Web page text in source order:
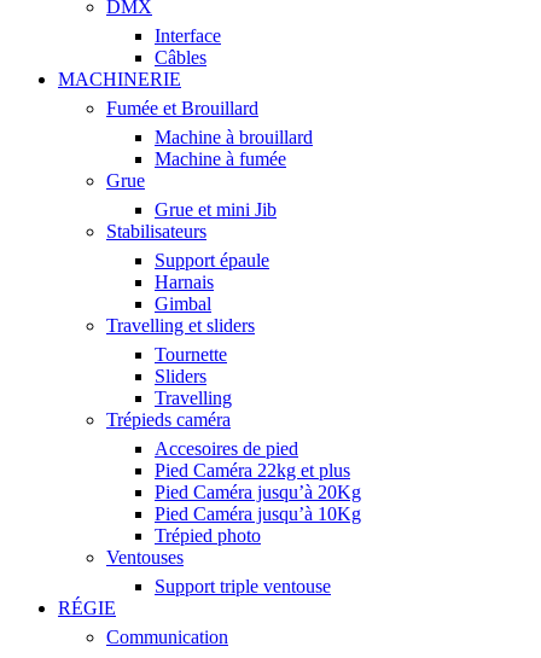
DMX
Interface
Câbles
MACHINERIE
Fumée et Brouillard
Machine à brouillard
Machine à fumée
Grue
Grue et mini Jib
Stabilisateurs
Support épaule
Harnais
Gimbal
Travelling et sliders
Tournette
Sliders
Travelling
Trépieds caméra
Accesoires de pied
Pied Caméra 22kg et plus
Pied Caméra jusqu’à 20Kg
Pied Caméra jusqu’à 10Kg
Trépied photo
Ventouses
Support triple ventouse
RÉGIE
Communication